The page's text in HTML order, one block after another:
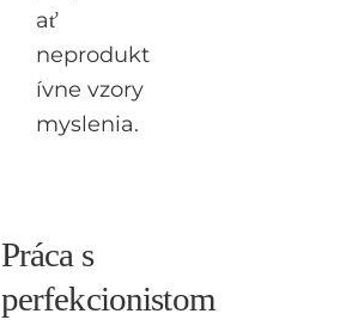
ať
neprodukt
ívne vzory
myslenia.
Práca s
perfekcionistom